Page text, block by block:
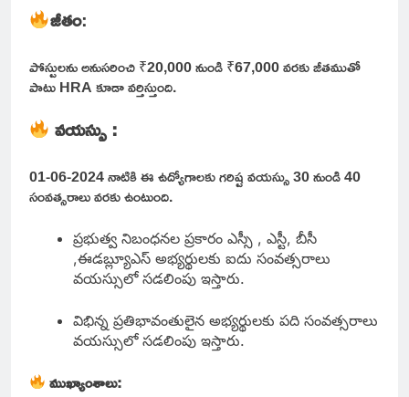
జీతం:
పోస్టులను అనుసరించి ₹20,000 నుండి ₹67,000 వరకు జీతముతో
పాటు HRA కూడా వర్తిస్తుంది.
వయస్సు :
01-06-2024 నాటికి ఈ ఉద్యోగాలకు గరిష్ట వయస్సు 30 నుండి 40
సంవత్సరాలు వరకు ఉంటుంది.
ప్రభుత్వ నిబంధనల ప్రకారం ఎస్సీ , ఎస్టీ, బీసీ
,ఈడబ్ల్యూఎస్ అభ్యర్థులకు ఐదు సంవత్సరాలు
వయస్సులో సడలింపు ఇస్తారు.
విభిన్న ప్రతిభావంతులైన అభ్యర్థులకు పది సంవత్సరాలు
వయస్సులో సడలింపు ఇస్తారు.
ముఖ్యాంశాలు: